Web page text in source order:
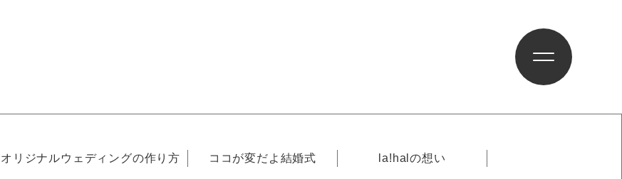
オリジナルウェディングの作り方 ココが変だよ結婚式 la!halの想い